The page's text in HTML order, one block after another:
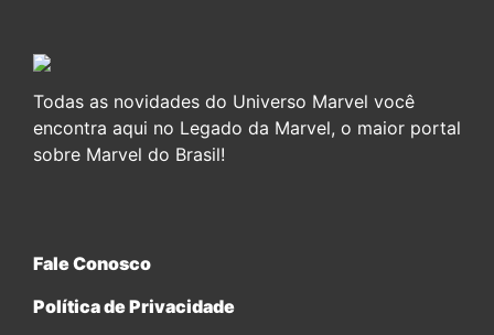
Todas as novidades do Universo Marvel você
encontra aqui no Legado da Marvel, o maior portal
sobre Marvel do Brasil!
Fale Conosco
Política de Privacidade